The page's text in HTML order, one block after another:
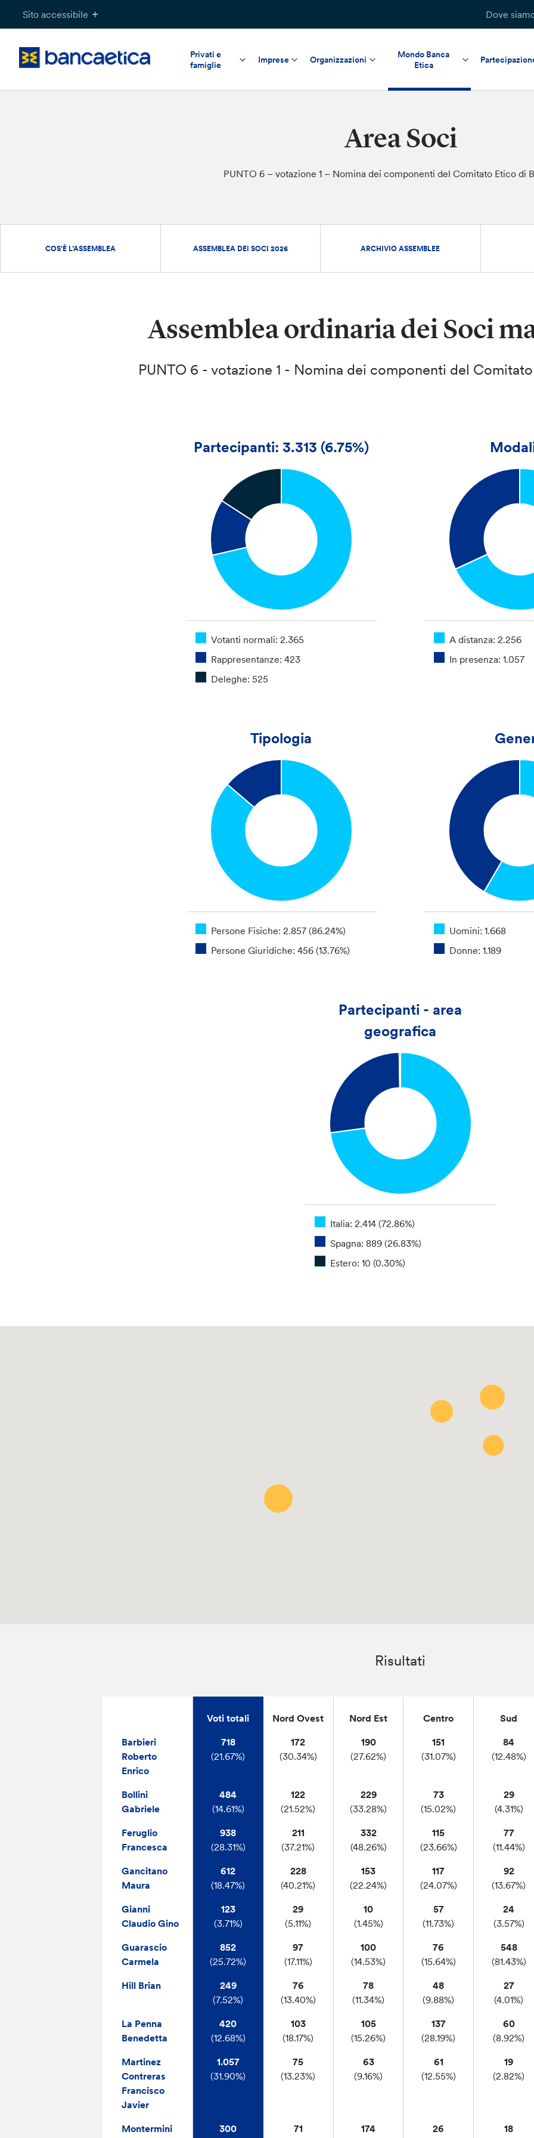
Sito accessibile Dove
Privati e
famiglie
Imprese Organizzazioni
Mondo Banca
Etica
Area Soci
PUNTO 6 – votazione 1 – Nomina dei componenti del Comitato Etico di
COS’È L’ASSEMBLEA ASSEMBLEA DEI SOCI 2026 ARCHIVIO ASSEMBLEE
Assemblea ordinaria dei Soci
PUNTO 6 - votazione 1 - Nomina dei componenti del
Partecipanti: 3.313 (6.75%)
Votanti normali: 2.365
Rappresentanze: 423
Deleghe: 525
A distanza: 2.256
In presenza: 1.057
Tipologia
Persone Fisiche: 2.857 (86.24%)
Persone Giuridiche: 456 (13.76%)
Uomini: 1.668
Donne: 1.189
Partecipanti - area
geografica
Italia: 2.414 (72.86%)
Spagna: 889 (26.83%)
Estero: 10 (0.30%)
Risultati
Voti totali Nord Ovest Nord Est Centro
Sud
Barbieri
Roberto
Enrico
718
(21.67%)
172
(30.34%)
190
(27.62%)
151
(31.07%)
84
(12.48%)
Bollini
Gabriele
484
(14.61%)
122
(21.52%)
229
(33.28%)
73
(15.02%)
29
(4.31%)
Feruglio
Francesca
938
(28.31%)
211
(37.21%)
332
(48.26%)
115
(23.66%)
77
(11.44%)
Gancitano
Maura
612
(18.47%)
228
(40.21%)
153
(22.24%)
117
(24.07%)
92
(13.67%)
Gianni
Claudio Gino
123
(3.71%)
29
(5.11%)
10
(1.45%)
57
(11.73%)
24
(3.57%)
Guarascio
Carmela
852
(25.72%)
97
(17.11%)
100
(14.53%)
76
(15.64%)
548
(81.43%)
Hill Brian
249
(7.52%)
76
(13.40%)
78
(11.34%)
48
(9.88%)
27
(4.01%)
La Penna
Benedetta
420
(12.68%)
103
(18.17%)
105
(15.26%)
137
(28.19%)
60
(8.92%)
Martinez
Contreras
Francisco
Javier
1.057
(31.90%)
75
(13.23%)
63
(9.16%)
61
(12.55%)
19
(2.82%)
Montermini
300
71
174
26
18